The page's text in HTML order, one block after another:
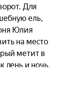
Для
ель,
Юлия
на место
метит в
день и ночь,
плечах